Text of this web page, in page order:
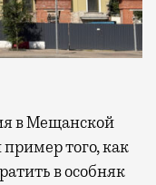
того, как
в особняк